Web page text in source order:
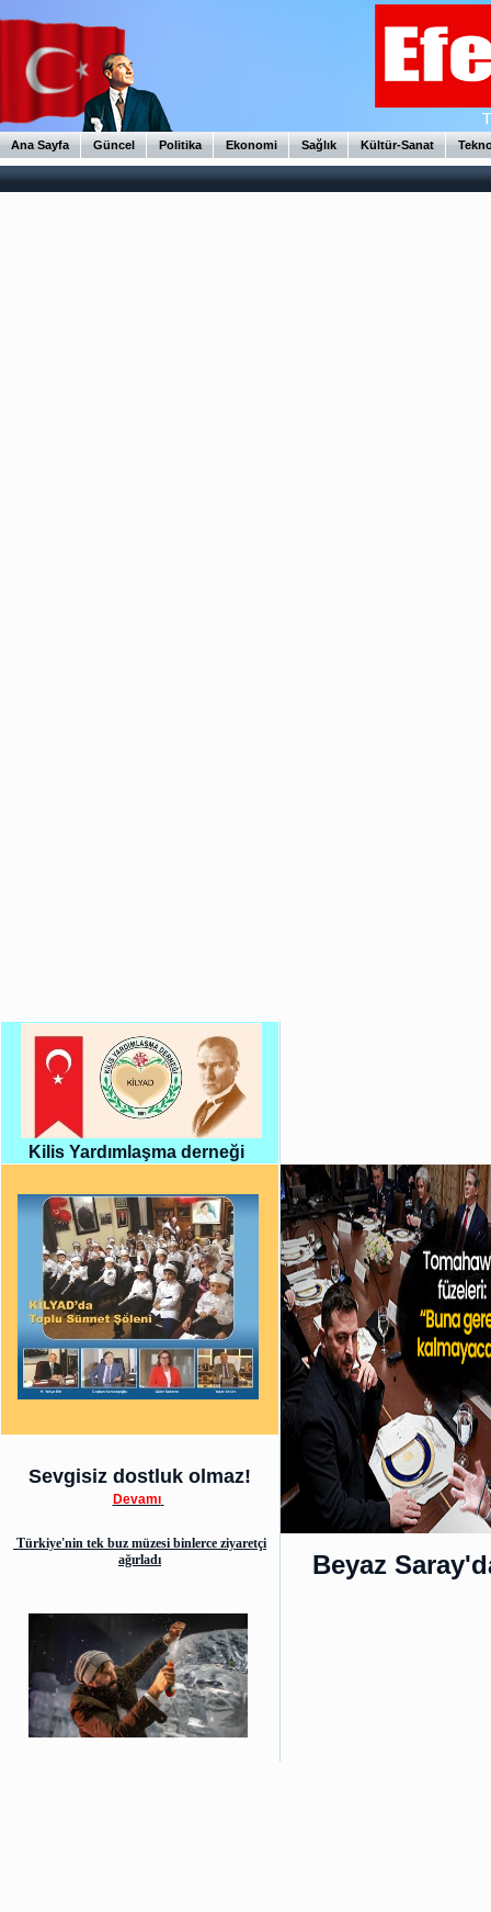
Ana Sayfa Güncel Politika Ekonomi Sağlık Kültür-Sanat
Kilis Yardımlaşma derneği
Sevgisiz dostluk olmaz!
Devamı
Türkiye'nin tek buz müzesi binlerce ziyaretçi
ağırladı
Beyaz